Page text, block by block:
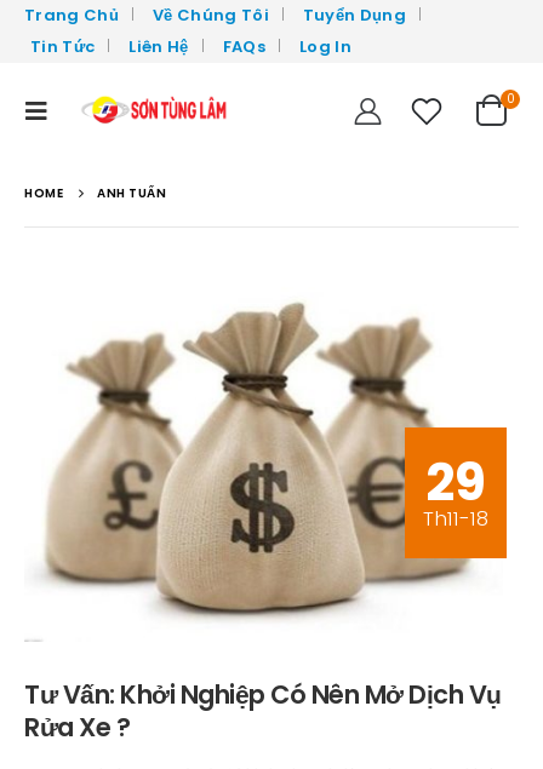
Trang Chủ Về Chúng Tôi
Tuyển Dụng
Tin Tức
Liên Hệ FAQs Log In
0
HOME ANH TUẤN
29
Th11-18
Tư Vấn: Khởi Nghiệp Có Nên Mở Dịch Vụ
Rửa Xe ?